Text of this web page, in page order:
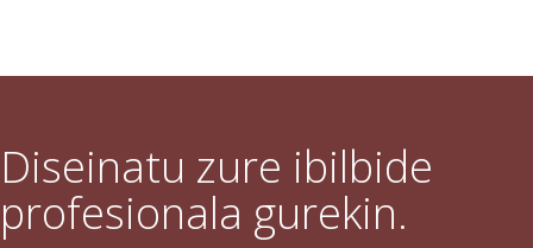
Diseinatu zure ibilbide
profesionala gurekin.